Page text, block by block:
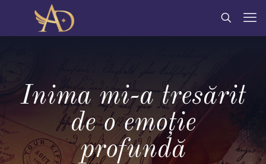
Inima mi-a tresărit
de o emoţie
profundă